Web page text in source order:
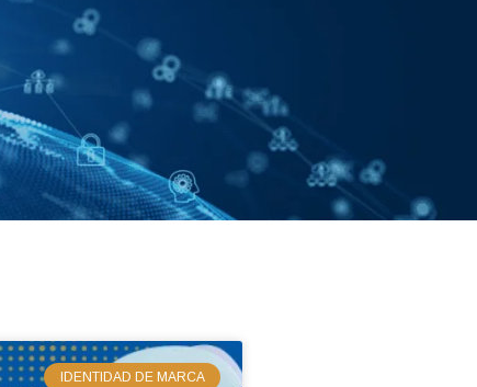
IDENTIDAD DE MARCA